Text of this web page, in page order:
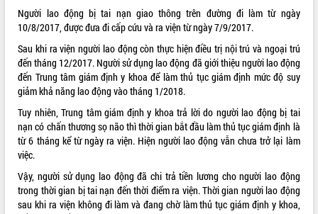
SỞ, BAN, NGÀNH
UBND CÁC XÃ, PHƯỜNG
THÔNG TIN CHỈ ĐẠO ĐIỀU HÀNH
HỆ THỐNG VĂN BẢN
VĂN BẢN HĐND TỈNH
ĐIỂM TIN VĂN BẢN
QUY HOẠCH - KẾ HOẠCH
Người lao động bị tai nạn giao thông trên đường đi làm từ ngày
10/8/2017, được đưa đi cấp cứu và ra viện từ ngày 7/9/2017.
Sau khi ra viện người lao động còn thực hiện điều trị nội trú và ngoại trú
đến tháng 12/2017. Người sử dụng lao động đã giới thiệu người lao động
đến Trung tâm giám định y khoa để làm thủ tục giám định mức độ suy
giảm khả năng lao động vào tháng 1/2018.
Tuy nhiên, Trung tâm giám định y khoa trả lời do người lao động bị tai
nạn có chấn thương sọ não thì thời gian bắt đầu làm thủ tục giám định là
từ 6 tháng kể từ ngày ra viện. Hiện người lao động vẫn chưa trở lại làm
việc.
Vậy, người sử dụng lao động đã chi trả tiền lương cho người lao động
trong thời gian bị tai nạn đến thời điểm ra viện. Thời gian người lao động
sau khi ra viện không đi làm và đang chờ làm thủ tục giám định y khoa,